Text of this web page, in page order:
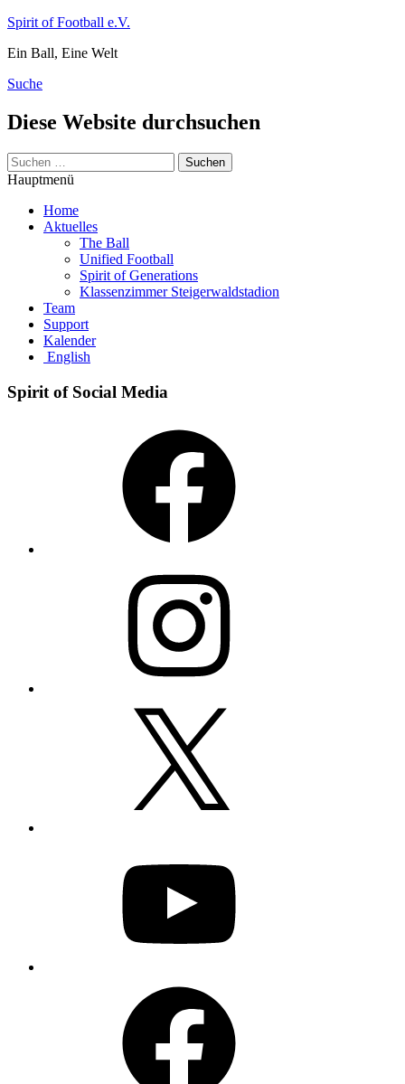
Zum
springen
Spirit of Football e.V.
Ein Ball, Eine Welt
Suche
Diese Website durchsuchen
Suchen
nach:
Hauptmenü
Home
Aktuelles
The Ball
Unified Football
Spirit of Generations
Klassenzimmer Steigerwaldstadion
Team
Support
Kalender
English
Spirit of Social Media